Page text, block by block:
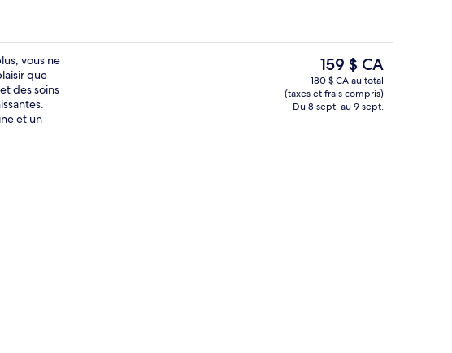
Suite Signature | Literie de qualité, minibar, bureau Jardin
vous ne
que
des soins
et un
Le
prix
actuel
est
159 $ CA
180 $ CA au total
(taxes et frais compris)
Du 8 sept. au 9 sept.